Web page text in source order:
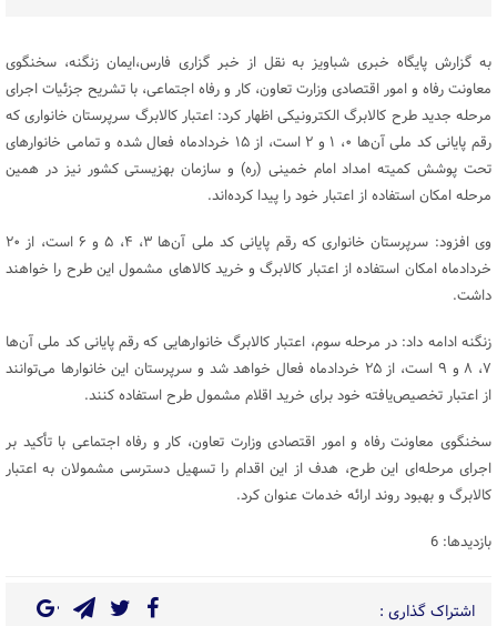
به گزارش پایگاه خبری شباویز به نقل از خبر گزاری فارس،ایمان زنگنه، سخنگوی
معاونت رفاه و امور اقتصادی وزارت تعاون، کار و رفاه اجتماعی، با تشریح جزئیات اجرای
مرحله جدید طرح کالابرگ الکترونیکی اظهار کرد: اعتبار کالابرگ سرپرستان خانواری که
رقم پایانی کد ملی آن‌ها ۰، ۱ و ۲ است، از ۱۵ خردادماه فعال شده و تمامی خانوارهای
تحت پوشش کمیته امداد امام خمینی (ره) و سازمان بهزیستی کشور نیز در همین
مرحله امکان استفاده از اعتبار خود را پیدا کرده‌اند.
وی افزود: سرپرستان خانواری که رقم پایانی کد ملی آن‌ها ۳، ۴، ۵ و ۶ است، از ۲۰
خردادماه امکان استفاده از اعتبار کالابرگ و خرید کالاهای مشمول این طرح را خواهند
داشت.
زنگنه ادامه داد: در مرحله سوم، اعتبار کالابرگ خانوارهایی که رقم پایانی کد ملی آن‌ها
۷، ۸ و ۹ است، از ۲۵ خردادماه فعال خواهد شد و سرپرستان این خانوارها می‌توانند
از اعتبار تخصیص‌یافته خود برای خرید اقلام مشمول طرح استفاده کنند.
سخنگوی معاونت رفاه و امور اقتصادی وزارت تعاون، کار و رفاه اجتماعی با تأکید بر
اجرای مرحله‌ای این طرح، هدف از این اقدام را تسهیل دسترسی مشمولان به اعتبار
کالابرگ و بهبود روند ارائه خدمات عنوان کرد.
بازدیدها: 6
اشتراک گذاری :